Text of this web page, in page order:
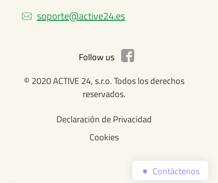
soporte@active24.es
Follow us
© 2020 ACTIVE 24, s.r.o. Todos los derechos
reservados.
Declaración de Privacidad
Cookies
Contáctenos